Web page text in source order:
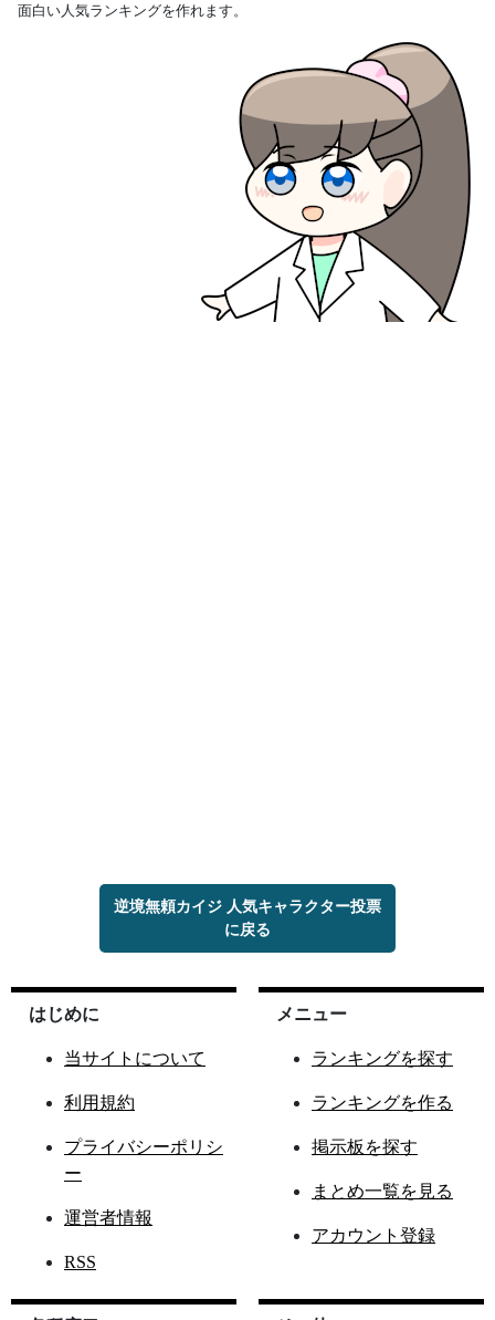
面白い人気ランキングを作れます。
逆境無頼カイジ 人気キャラクター投票
に戻る
はじめに
当サイトについて
利用規約
プライバシーポリシ
ー
運営者情報
RSS
メニュー
ランキングを探す
ランキングを作る
掲示板を探す
まとめ一覧を見る
アカウント登録